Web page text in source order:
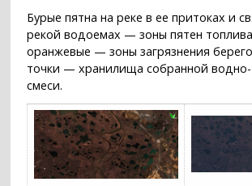
Бурые пятна на реке в ее притоках и
рекой водоемах — зоны пятен
оранжевые — зоны загрязнения
точки — хранилища собранной
смеси.